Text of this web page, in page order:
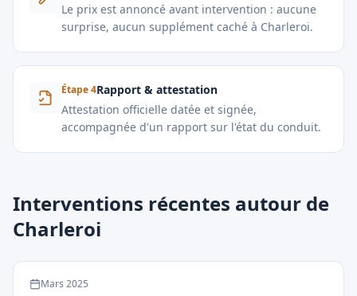
Le prix est annoncé avant intervention : aucune
surprise, aucun supplément caché à Charleroi.
Étape4Rapport & attestation
Attestation officielle datée et signée,
accompagnée d'un rapport sur l'état du conduit.
Interventions récentes autour de
Charleroi
Mars 2025